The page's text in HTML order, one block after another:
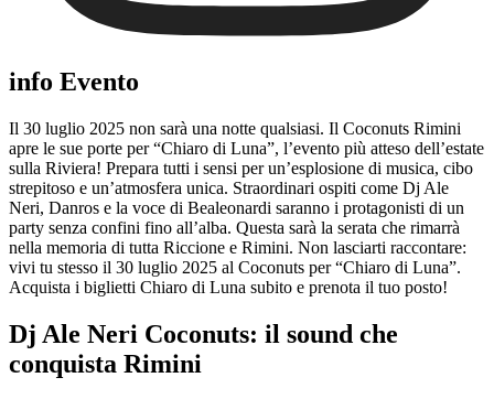
info Evento
Il 30 luglio 2025 non sarà una notte qualsiasi. Il Coconuts Rimini
apre le sue porte per “Chiaro di Luna”, l’evento più atteso dell’estate
sulla Riviera! Prepara tutti i sensi per un’esplosione di musica, cibo
strepitoso e un’atmosfera unica. Straordinari ospiti come Dj Ale
Neri, Danros e la voce di Bealeonardi saranno i protagonisti di un
party senza confini fino all’alba. Questa sarà la serata che rimarrà
nella memoria di tutta Riccione e Rimini. Non lasciarti raccontare:
vivi tu stesso il 30 luglio 2025 al Coconuts per “Chiaro di Luna”.
Acquista i biglietti Chiaro di Luna subito e prenota il tuo posto!
Dj Ale Neri Coconuts: il sound che
conquista Rimini